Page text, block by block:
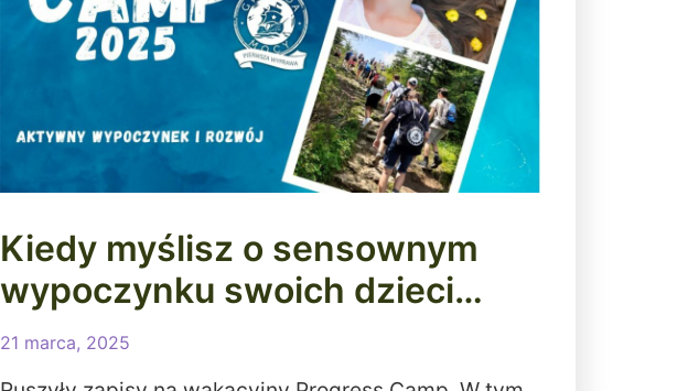
Kiedy myślisz o sensownym
wypoczynku swoich dzieci…
21 marca, 2025